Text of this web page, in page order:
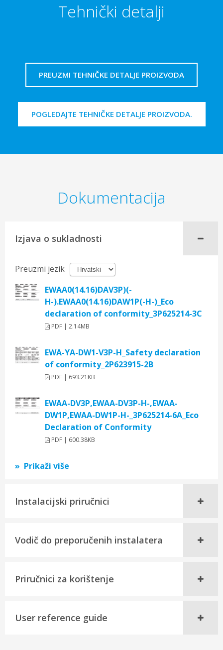
Tehnički detalji
PREUZMI TEHNIČKE DETALJE PROIZVODA
POGLEDAJTE TEHNIČKE DETALJE PROIZVODA.
Dokumentacija
Izjava o sukladnosti
Preuzmi jezik
EWAA0(14.16)DAV3P)(-
H-).EWAA0(14.16)DAW1P(-H-)_Eco
declaration of conformity_3P625214-3C
PDF | 2.14MB
EWA-YA-DW1-V3P-H_Safety declaration
of conformity_2P623915-2B
PDF | 693.21KB
EWAA-DV3P,EWAA-DV3P-H-,EWAA-
DW1P,EWAA-DW1P-H-_3P625214-6A_Eco
Declaration of Conformity
PDF | 600.38KB
Prikaži više
Instalacijski priručnici
Vodič do preporučenih instalatera
Priručnici za korištenje
User reference guide